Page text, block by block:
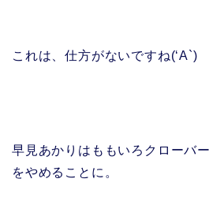
これは、仕方がないですね(‘A`)
早見あかりはももいろクローバ
をやめることに。